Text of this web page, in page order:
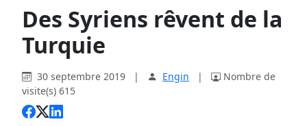
Des Syriens rêvent de la
Turquie
30 septembre 2019 | Engin |
Nombre de
visite(s) 615